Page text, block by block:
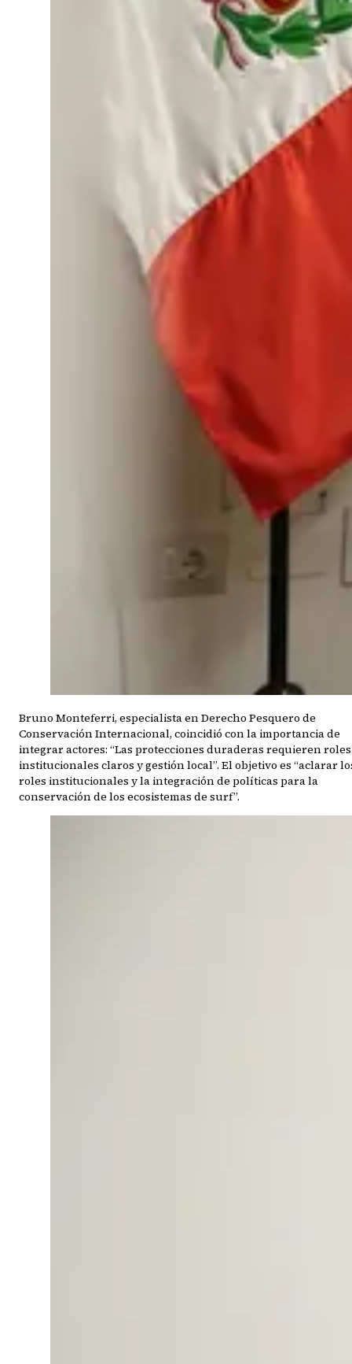
Bruno Monteferri, especialista en Derecho Pesquero de
Conservación Internacional, coincidió con la importancia de
integrar actores: “Las protecciones duraderas requieren roles
institucionales claros y gestión local”. El objetivo es “aclarar
roles institucionales y la integración de políticas para la
conservación de los ecosistemas de surf”.